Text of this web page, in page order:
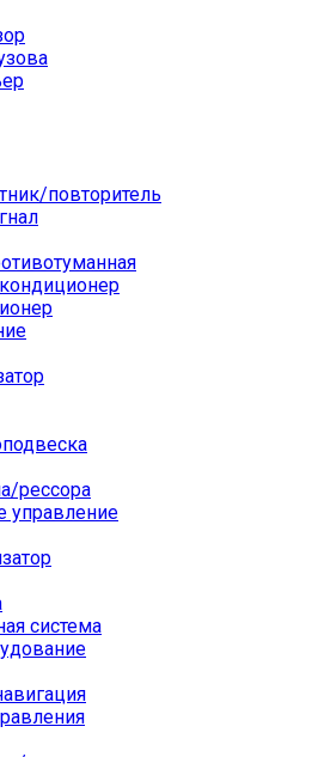
повторитель
рессора
управление
система